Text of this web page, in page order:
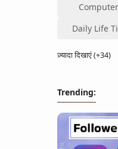
Computer
Daily Life
ज़्यादा दिखाएं (+34)
Trending: